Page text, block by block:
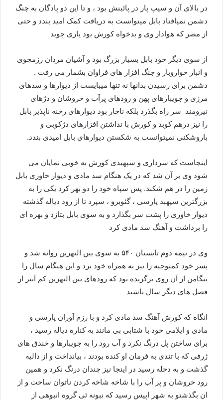
در بالای آن و سیپ پار در پائینش بود ، و تا این دو پادگان به چنگ
دشمن نمیافتاد بابل میتوانست به دریافت کمک امید بندد و حتی
از مصر که هوادار وی و بدخواه کورش بود یاری جوید
از سوی دیگر خود بابل بسیار بزرگ بود و آشیان مردان رزمجوی
و انبار خواروبار و جنگ افزار های فراوان بشمار می رفت .
دشمن برای رسیدن بدانها نه تنها میبایست از دیوارها و سدهای
مرزی و جویبارهای پهن و رودهای پرآب و خروشان و دژهای
نیرومند سر راه بگذرد بلکه ناچار بود دیوارهای رخنه ناپذیر بابل
را نیز درهم کوبد و کورش با نداشتن افزارهای دژکوبی و
باروشکنی نمیتوانست به شکستن دیوارهای بابل امیدی بندد.
اینجاست که سرداری و سپهبدی کورش به خوبی نمایان می
شود وی بر آن شد که در یک هنگام سد مادی و دیوار خاوری بابل
زمین را در هم شکند. پس سپاه خود را دو بهر کرد یکی را به
بزرگترین سپهبد پارسی ، گئوبرو ، سپرد تا از رود دیاله گذشته
دیوار خاوری را پشت سر بگذارد و به سوی بابل بتازد و بهره ای
را برداشت و آهنگ سد مادی کرد
وی در نیمه دوم تابستان ۵۴۰ به سوی بین النهرین روانه شد و
پسر خود کمبوجیه را نیز به همراه خود برد و این هنگام سال را
بیگامن از آن روی برگزیده بود که رودهای بین النهرین کم آبتر از
فصل های دیگر سال باشند
انگاه که کورش آهنگ سد مادی کرد و با رزم آوران پارسی و
مادی و ایلامی خود با شتابی بی مانند به کناره دیاله رسید ،
برای ساختن پل درنگ نکرد و آب رود را به جویبارها و خندق های
ژرفی که با تندی به فرمان او کنده بودند ، بیانداخت و از دالیه
گذشت و به دجله رسید در اینجا نیز چندان درنگ نکرد و همین
رود خروشان و پر آب را با شاخه شاخه کردن ناتوان ساخت و از
ان بگذشتو به شهر اپیس رسید که نبونه ئی گروه انبوهی از